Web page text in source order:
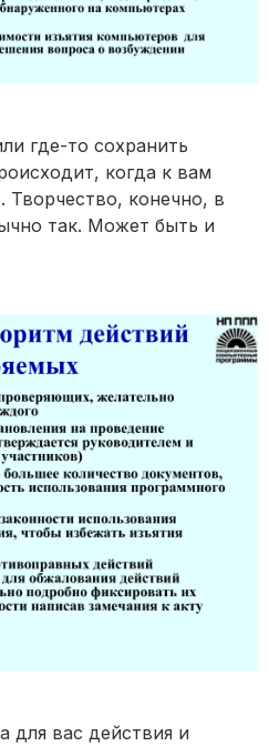
где-то сохранить
когда к вам
конечно, в
так. Может быть и
для вас действия и